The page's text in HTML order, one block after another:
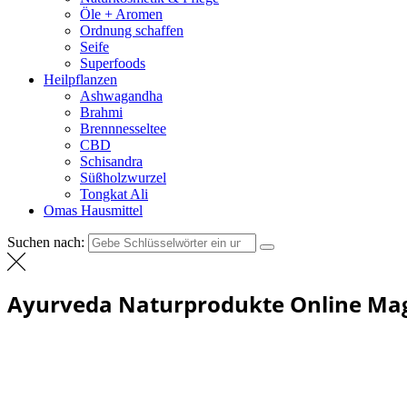
Öle + Aromen
Ordnung schaffen
Seife
Superfoods
Heilpflanzen
Ashwagandha
Brahmi
Brennnesseltee
CBD
Schisandra
Süßholzwurzel
Tongkat Ali
Omas Hausmittel
Suchen nach:
Ayurveda Naturprodukte Online